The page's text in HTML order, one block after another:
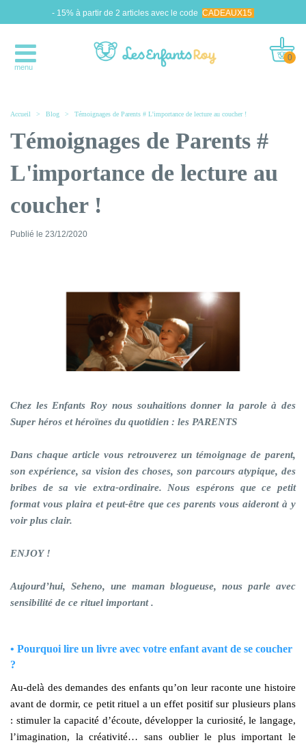
- 15% à partir de 2 articles avec le code CADEAUX15
menu
0
Accueil > Blog > Témoignages de Parents # L'importance de lecture au coucher !
Témoignages de Parents #
L'importance de lecture au
coucher !
Publié le 23/12/2020
Chez les Enfants Roy nous souhaitions donner la parole à des
Super héros et héroïnes du quotidien : les PARENTS
Dans chaque article vous retrouverez un témoignage de parent,
son expérience, sa vision des choses, son parcours atypique, des
bribes de sa vie extra-ordinaire. Nous espérons que ce petit
format vous plaira et peut-être que ces parents vous aideront à y
voir plus clair.
ENJOY !
Aujourd’hui, Seheno, une maman blogueuse, nous parle avec
sensibilité de ce rituel important .
• Pourquoi lire un livre avec votre enfant avant de se coucher
?
Au-delà des demandes des enfants qu’on leur raconte une histoire
avant de dormir, ce petit rituel a un effet positif sur plusieurs plans
: stimuler la capacité d’écoute, développer la curiosité, le langage,
l’imagination, la créativité… sans oublier le plus important le